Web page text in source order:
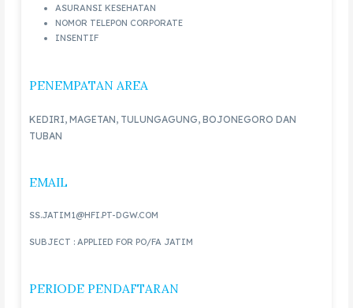
ASURANSI KESEHATAN
NOMOR TELEPON CORPORATE
INSENTIF
PENEMPATAN AREA
KEDIRI, MAGETAN, TULUNGAGUNG, BOJONEGORO DAN
TUBAN
EMAIL
SS.JATIM1@HFI.PT-DGW.COM
SUBJECT : APPLIED FOR PO/FA JATIM
PERIODE PENDAFTARAN